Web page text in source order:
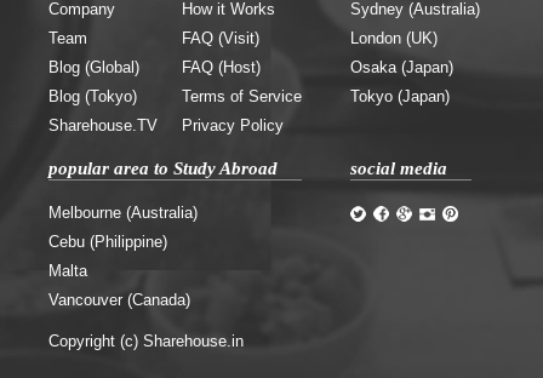
Company
Team
Blog (Global)
Blog (Tokyo)
Sharehouse.TV
How it Works
FAQ (Visit)
FAQ (Host)
Terms of Service
Privacy Policy
Sydney (Australia)
London (UK)
Osaka (Japan)
Tokyo (Japan)
popular area to Study Abroad
Melbourne (Australia)
Cebu (Philippine)
Malta
Vancouver (Canada)
social media
Copyright (c) Sharehouse.in